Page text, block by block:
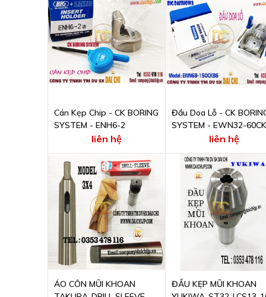
Cán Kẹp Chip - CK BORING
SYSTEM - ENH6-2
liên hệ
Đầu Doa Lỗ - CK
SYSTEM - EWN32-
liên hệ
ÁO CÔN MŨI KHOAN
ĐẦU KẸP MŨI KHOAN